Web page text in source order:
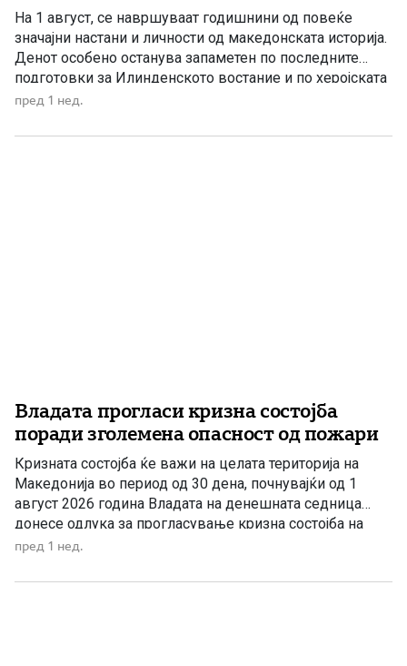
На 1 август, се навршуваат годишнини од повеќе
значајни настани и личности од македонската историја.
Денот особено останува запаметен по последните
подготовки за Илинденското востание и по херојската
смрт на војводата Јордан Пиперката. На 1 август 1857
дел на Македонија, е роден Анастас Јанков –
пред 1 нед.
Владата прогласи кризна состојба
поради зголемена опасност од пожари
Кризната состојба ќе важи на целата територија на
Македонија во период од 30 дена, почнувајќи од 1
август 2026 година Владата на денешната седница
донесе одлука за прогласување кризна состојба на
целата територија на Македонија поради зголемениот
Одлуката ќе важи 30 дена, почнувајќи од 1 август 2026
пред 1 нед.